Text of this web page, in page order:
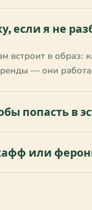
если я не
встроит в
— они
попасть в
или